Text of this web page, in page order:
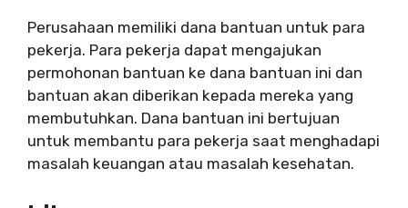
Perusahaan memiliki dana bantuan untuk para
pekerja. Para pekerja dapat mengajukan
permohonan bantuan ke dana bantuan ini dan
bantuan akan diberikan kepada mereka yang
membutuhkan. Dana bantuan ini bertujuan
untuk membantu para pekerja saat menghadapi
masalah keuangan atau masalah kesehatan.